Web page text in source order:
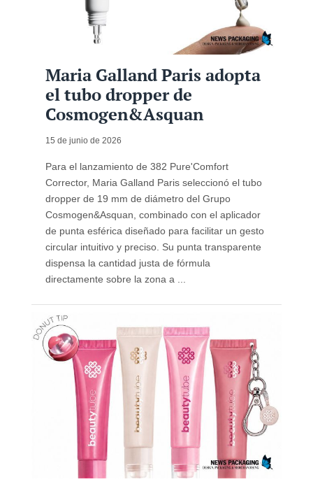
Maria Galland Paris adopta
el tubo dropper de
Cosmogen&Asquan
15 de junio de 2026
Para el lanzamiento de 382 Pure'Comfort
Corrector, Maria Galland Paris seleccionó el tubo
dropper de 19 mm de diámetro del Grupo
Cosmogen&Asquan, combinado con el aplicador
de punta esférica diseñado para facilitar un gesto
circular intuitivo y preciso. Su punta transparente
dispensa la cantidad justa de fórmula
directamente sobre la zona a ...